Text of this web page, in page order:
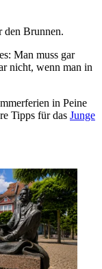
den Brunnen.
Man muss gar
nicht, wenn man in
in Peine
Tipps für das Junge